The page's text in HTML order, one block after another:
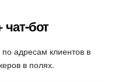
чат-бот
адресам клиентов в
в полях.